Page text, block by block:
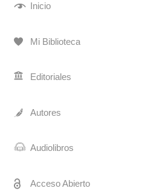
Inicio
Mi Biblioteca
Editoriales
Autores
Audiolibros
Acceso Abierto